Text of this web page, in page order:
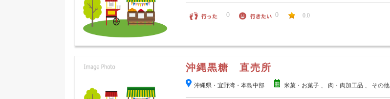
0 0 0.0
沖縄黒糖 直売所
沖縄県・宜野湾・本島中部 米菓・お菓子 、 肉・肉加工品 、 その他